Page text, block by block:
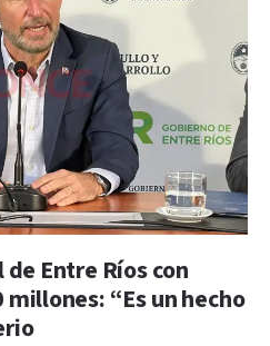
Entre Ríos con
millones: “Es un hecho